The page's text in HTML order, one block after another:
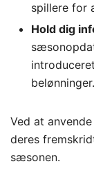
spillere for
Hold dig
belønninger.
Ved at
deres
sæsonen.